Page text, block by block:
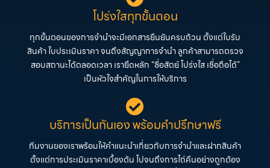
โปร่งใสทุกขั้นตอน
ทุกขั้นตอนของการจำนำจะมีเอกสารยืนยันครบถ้วน ตั้งแต่ใบรับ
สินค้า ใบประเมินราคา จนถึงสัญญาการจำนำ ลูกค้าสามารถตรวจ
สอบสถานะได้ตลอดเวลา เรายึดหลัก “ซื่อสัตย์ โปร่งใส เชื่อถือได้”
เป็นหัวใจสำคัญในการให้บริการ
บริการเป็นกันเอง พร้อมคำปรึกษาฟรี
ทีมงานของเราพร้อมให้คำแนะนำเกี่ยวกับการจำนำและฝากสินค้า
ตั้งแต่การประเมินราคาเบื้องต้น ไปจนถึงการไถ่คืนอย่างถูกต้อง